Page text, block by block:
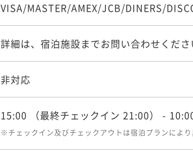
VISA/MASTER/AMEX/JCB/DINERS/
詳細は、宿泊施設までお問い合わせくださ
非対応
15:00 （最終チェックイン 21:00） -
※チェックイン及びチェックアウトは宿泊プランにより